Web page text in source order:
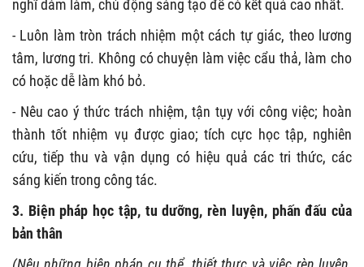
nghĩ dám làm, chủ động sáng tạo để có kết quả cao nhất.
- Luôn làm tròn trách nhiệm một cách tự giác, theo lương
tâm, lương tri. Không có chuyện làm việc cẩu thả, làm cho
có hoặc dễ làm khó bỏ.
- Nêu cao ý thức trách nhiệm, tận tụy với công việc; hoàn
thành tốt nhiệm vụ được giao; tích cực học tập, nghiên
cứu, tiếp thu và vận dụng có hiệu quả các tri thức, các
sáng kiến trong công tác.
3. Biện pháp học tập, tu dưỡng, rèn luyện, phấn đấu của
bản thân